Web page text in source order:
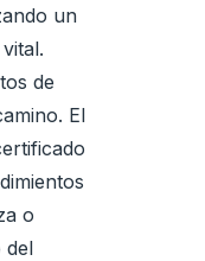
un
de
El
o
del